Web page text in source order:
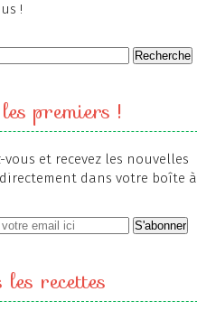
!
premiers !
vous et recevez les nouvelles
dans votre boîte à
les recettes